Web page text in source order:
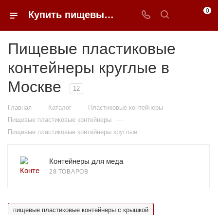
Купить пищевые пластиковые контейнеры круглые в Москве недорого | 0FFER 0
Пищевые пластиковые
контейнеры круглые в
Москве
12
Главная — Каталог — Пластиковые контейнеры —
Пищевые пластиковые контейнеры —
Пищевые пластиковые контейнеры круглые
Контейнеры для меда
28 ТОВАРОВ
пищевые пластиковые контейнеры с крышкой